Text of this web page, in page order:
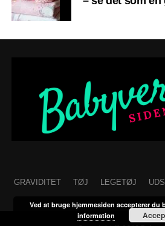
GRAVIDITET TØJ LEGETØJ
Ved at bruge hjemmesiden accepterer du
information